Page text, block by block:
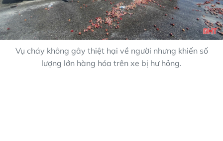
Vụ cháy không gây thiệt hại về người nhưng khiến số
lượng lớn hàng hóa trên xe bị hư hỏng.